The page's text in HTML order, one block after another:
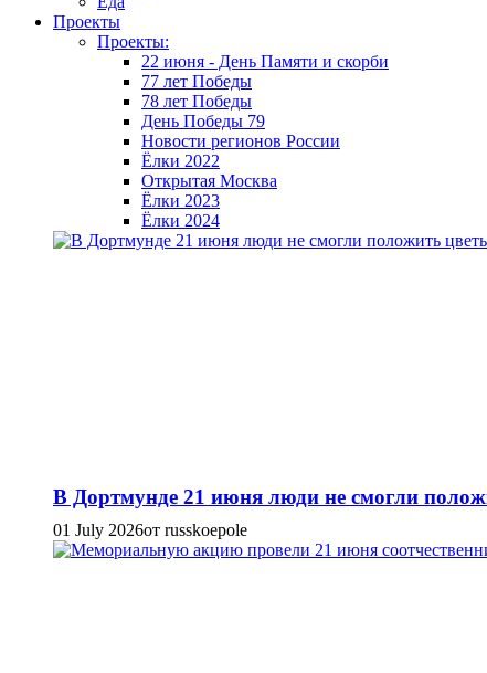
Проекты
Проекты:
22 июня - День Памяти и скорби
77 лет Победы
78 лет Победы
День Победы 79
Новости регионов России
Ёлки 2022
Открытая Москва
Ёлки 2023
Ёлки 2024
В Дортмунде 21 июня люди не смогли
01 July 2026от russkoepole